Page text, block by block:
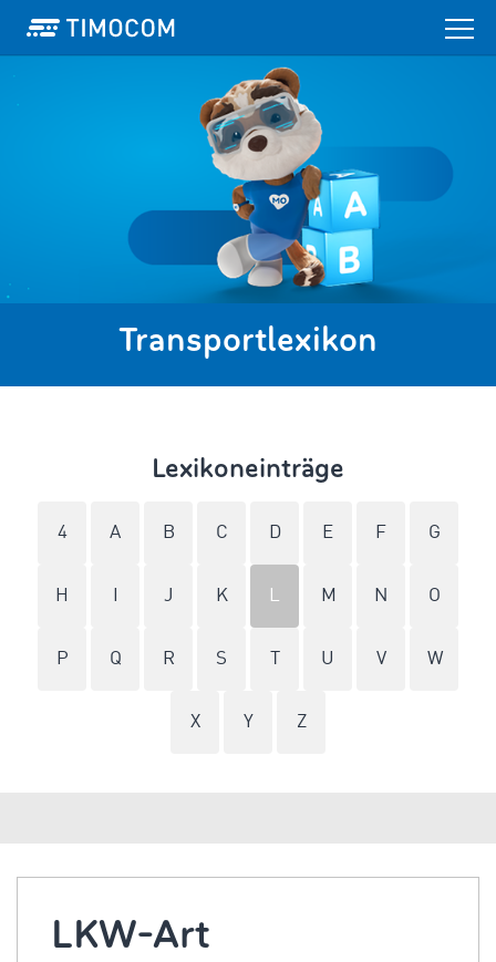
Transportlexikon
Lexikoneinträge
4 A B C D E F G
H J K L M N O
P Q R S U V W
X Y Z
LKW-Art